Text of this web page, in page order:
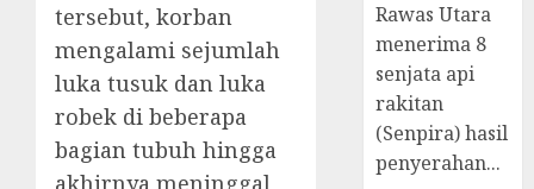
tersebut, korban
mengalami sejumlah
luka tusuk dan luka
robek di beberapa
bagian tubuh hingga
akhirnya meninggal
Rawas Utara
menerima 8
senjata api
rakitan
(Senpira) hasil
penyerahan...